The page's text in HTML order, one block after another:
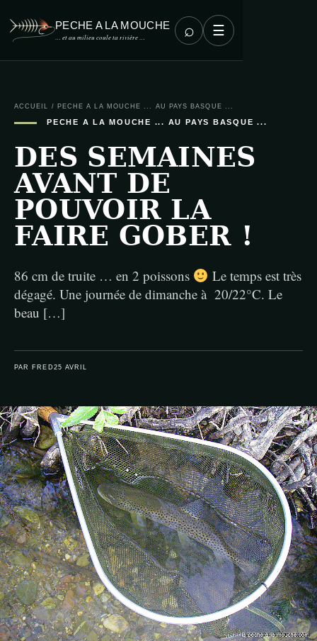
PECHE A LA MOUCHE
… et au milieu coule ta rivière … ⌕ ☰
ACCUEIL / PECHE A LA MOUCHE ... AU PAYS BASQUE ...
PECHE A LA MOUCHE ... AU PAYS BASQUE ...
DES SEMAINES
AVANT DE
POUVOIR LA
FAIRE GOBER !
86 cm de truite … en 2 poissons
Le temps est très
dégagé. Une journée de dimanche à 20/22°C. Le
beau […]
PAR FRED 25 AVRIL